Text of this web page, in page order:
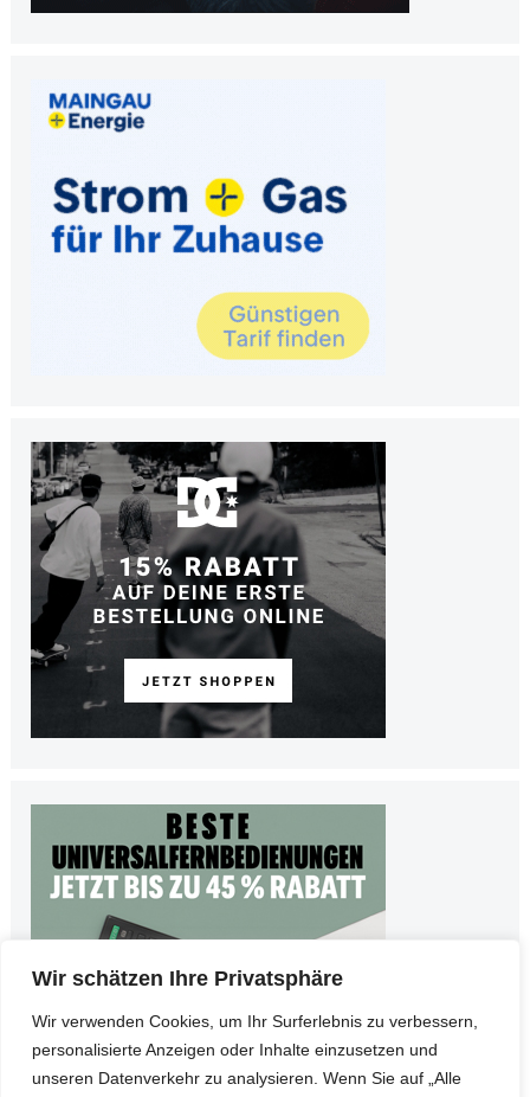
Wir schätzen Ihre Privatsphäre
Wir verwenden Cookies, um Ihr Surferlebnis zu verbessern,
personalisierte Anzeigen oder Inhalte einzusetzen und
unseren Datenverkehr zu analysieren. Wenn Sie auf „Alle